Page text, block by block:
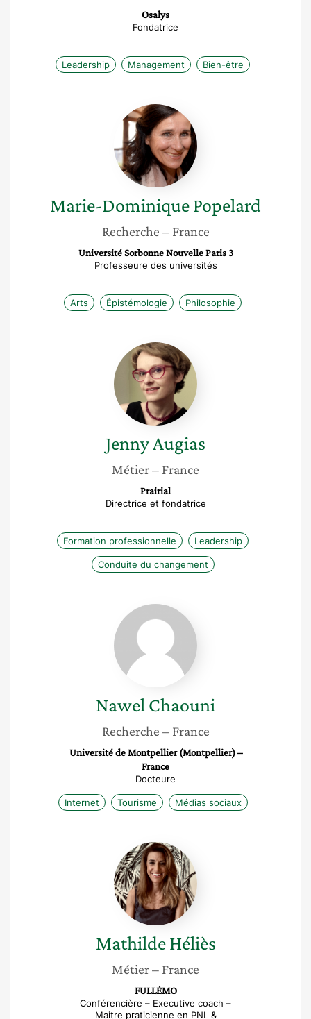
Osalys
Fondatrice
Leadership Management Bien-être
Marie-
Dominique
Popelard
Marie-DominiquePopelard
Recherche – France
Université Sorbonne Nouvelle Paris 3
Professeure des universités
Arts Épistémologie Philosophie
Jenny
Augias
JennyAugias
Métier– France
Prairial
Directrice et fondatrice
Formation professionnelle Leadership
Conduite du changement
Nawel
Chaouni
Nawel Chaouni
Recherche – France
Université de Montpellier (Montpellier) –
France
Docteure
Internet Tourisme Médias sociaux
Mathilde
Héliès
Mathilde Héliès
Métier– France
FULLÉMO
Conférencière – Executive coach –
Maitre praticienne en PNL &